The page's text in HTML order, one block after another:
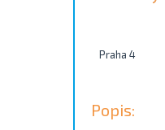
Praha 4
Popis: